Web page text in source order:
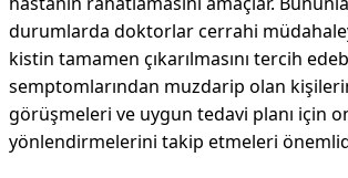
durumlarda doktorlar cerrahi
kistin tamamen çıkarılmasını tercih
semptomlarından muzdarip olan
görüşmeleri ve uygun tedavi planı için
yönlendirmelerini takip etmeleri